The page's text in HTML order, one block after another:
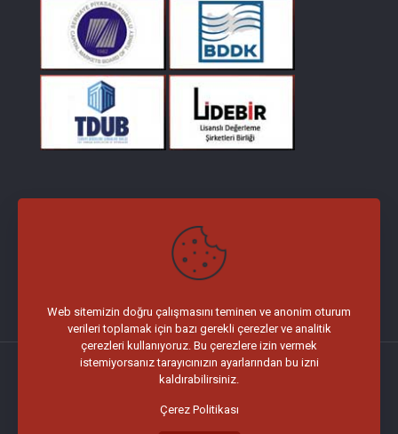
Merkez Mah. Kağıthane Cd. No:3 DAP Vadi İ Ofis İç Kapı No:56
© 2026 Makro Gayrimenkul Değerleme A.Ş.
Web sitemizin doğru çalışmasını teminen ve anonim oturum
verileri toplamak için bazı gerekli çerezler ve analitik
çerezleri kullanıyoruz. Bu çerezlere izin vermek
istemiyorsanız tarayıcınızın ayarlarından bu izni
kaldırabilirsiniz.
Çerez Politikası